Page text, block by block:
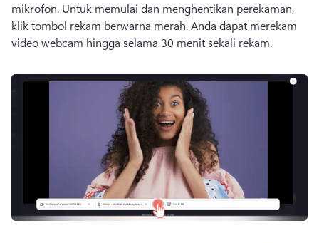
mikrofon. Untuk memulai dan menghentikan perekaman,
klik tombol rekam berwarna merah. Anda dapat merekam
video webcam hingga selama 30 menit sekali rekam.